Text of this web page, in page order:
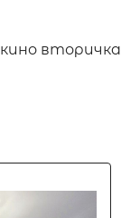
вторичка